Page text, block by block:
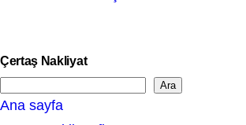
Çertaş Nakliyat
e
Ara
Ana sayfa